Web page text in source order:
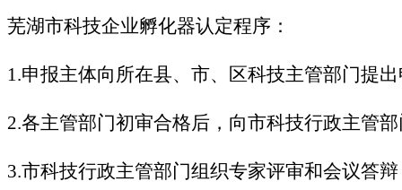
芜湖市科技企业孵化器认定程序：
1.申报主体向所在县、市、区科技主管部门提
2.各主管部门初审合格后，向市科技行政主管
3.市科技行政主管部门组织专家评审和会议答